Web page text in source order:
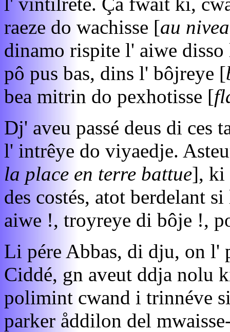
raeze do wachisse [au
dinamo rispite l' aiwe
pô pus bas, dins l' bôjreye [
bea mitrin do pexhotisse [
Dj' aveu passé deus di ces
l' intrêye do viyaedje.
la place en terre battue], ki
des costés, atot berdelant
aiwe !, troyreye di bôje !,
Li pére Abbas, di dju, on l'
Ciddé, gn aveut ddja nolu
polimint cwand i trinnéve
parker åddilon del